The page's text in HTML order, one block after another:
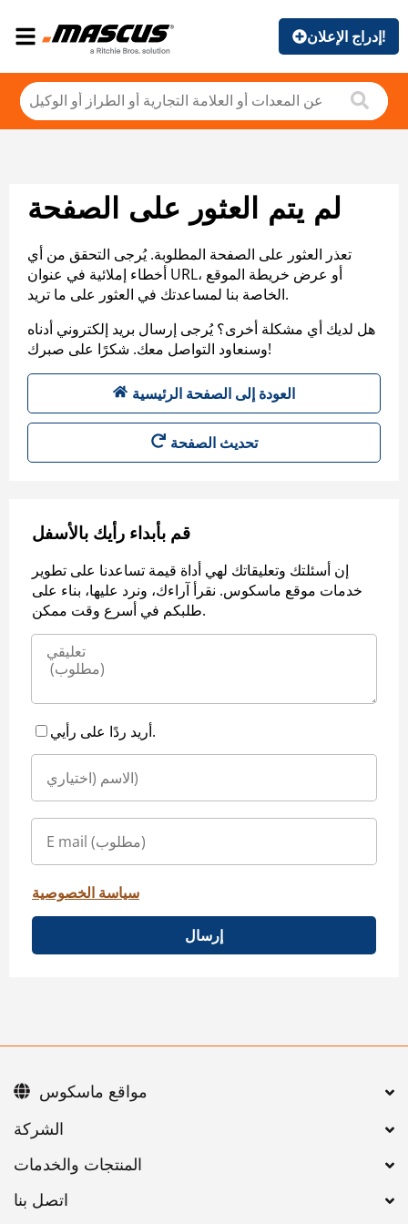
إدراج الإعلان!
لم يتم العثور على الصفحة
تعذر العثور على الصفحة المطلوبة. يُرجى التحقق من أي
أخطاء إملائية في عنوان URL، أو عرض خريطة الموقع
الخاصة بنا لمساعدتك في العثور على ما تريد.
هل لديك أي مشكلة أخرى؟ يُرجى إرسال بريد إلكتروني أدناه
وسنعاود التواصل معك. شكرًا على صبرك!
العودة إلى الصفحة الرئيسية
تحديث الصفحة
قم بأبداء رأيك بالأسفل
إن أسئلتك وتعليقاتك لهي أداة قيمة تساعدنا على تطوير
خدمات موقع ماسكوس. نقرأ آراءك، ونرد عليها، بناء على
طلبكم في أسرع وقت ممكن.
أريد ردًا على رأيي.
سياسة الخصوصية
إرسال
اتصل بنا
مواقع ماسكوس